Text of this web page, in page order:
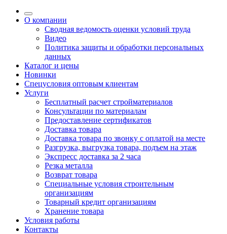
О компании
Сводная ведомость оценки условий труда
Видео
Политика защиты и обработки персональных
данных
Каталог и цены
Новинки
Спецусловия оптовым клиентам
Услуги
Бесплатный расчет стройматериалов
Консультации по материалам
Предоставление сертификатов
Доставка товара
Доставка товара по звонку с оплатой на месте
Разгрузка, выгрузка товара, подъем на этаж
Экспресс доставка за 2 часа
Резка металла
Возврат товара
Специальные условия строительным
организациям
Товарный кредит организациям
Хранение товара
Условия работы
Контакты